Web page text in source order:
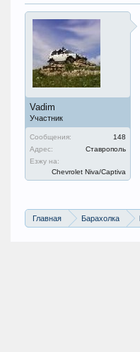
Vadim
Участник
Сообщения:
148
Адрес:
Ставрополь
Езжу на:
Chevrolet Niva/Captiva
Главная Барахолка